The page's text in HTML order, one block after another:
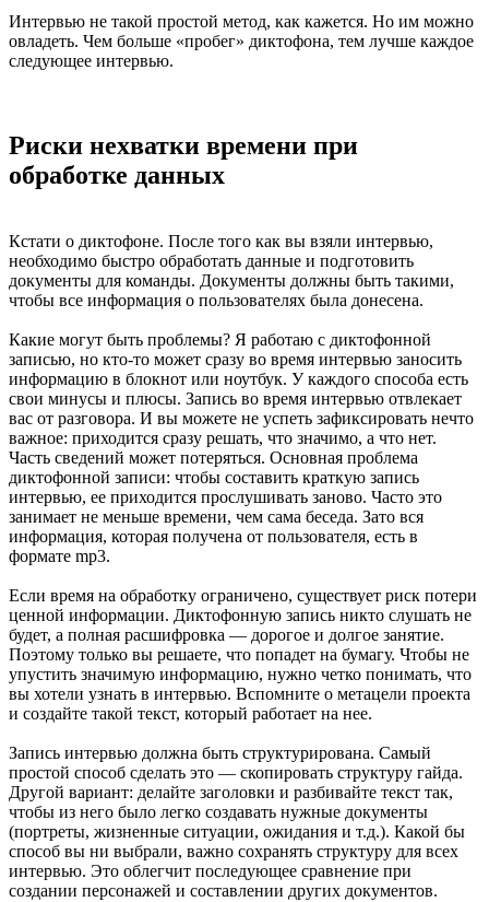
Интервью не такой простой метод, как кажется. Но им можно
овладеть. Чем больше «пробег» диктофона, тем лучше каждое
следующее интервью.
Риски нехватки времени при
обработке данных
Кстати о диктофоне. После того как вы взяли интервью,
необходимо быстро обработать данные и подготовить
документы для команды. Документы должны быть такими,
чтобы все информация о пользователях была донесена.
Какие могут быть проблемы? Я работаю с диктофонной
записью, но кто-то может сразу во время интервью заносить
информацию в блокнот или ноутбук. У каждого способа есть
свои минусы и плюсы. Запись во время интервью отвлекает
вас от разговора. И вы можете не успеть зафиксировать нечто
важное: приходится сразу решать, что значимо, а что нет.
Часть сведений может потеряться. Основная проблема
диктофонной записи: чтобы составить краткую запись
интервью, ее приходится прослушивать заново. Часто это
занимает не меньше времени, чем сама беседа. Зато вся
информация, которая получена от пользователя, есть в
формате mp3.
Если время на обработку ограничено, существует риск потери
ценной информации. Диктофонную запись никто слушать не
будет, а полная расшифровка — дорогое и долгое занятие.
Поэтому только вы решаете, что попадет на бумагу. Чтобы не
упустить значимую информацию, нужно четко понимать, что
вы хотели узнать в интервью. Вспомните о метацели проекта
и создайте такой текст, который работает на нее.
Запись интервью должна быть структурирована. Самый
простой способ сделать это — скопировать структуру гайда.
Другой вариант: делайте заголовки и разбивайте текст так,
чтобы из него было легко создавать нужные документы
(портреты, жизненные ситуации, ожидания и т.д.). Какой бы
способ вы ни выбрали, важно сохранять структуру для всех
интервью. Это облегчит последующее сравнение при
создании персонажей и составлении других документов.